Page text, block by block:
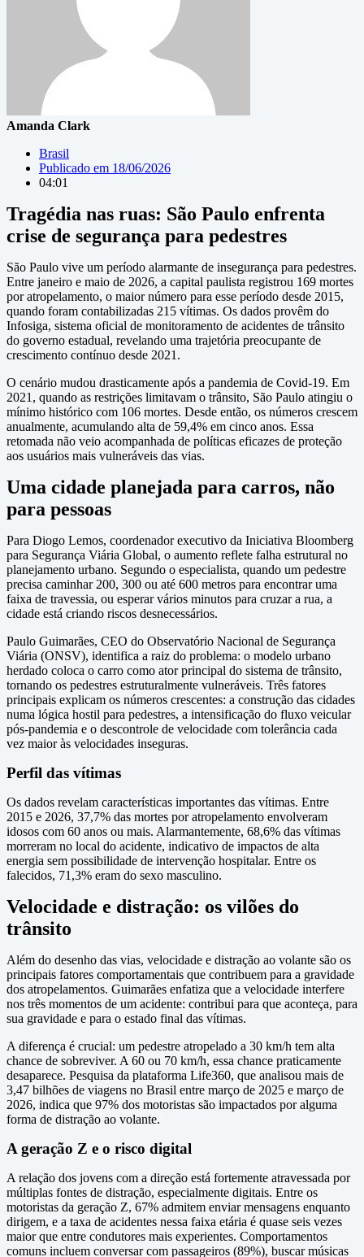
Amanda Clark
Brasil
Publicado em 18/06/2026
04:01
Tragédia nas ruas: São Paulo enfrenta
crise de segurança para pedestres
São Paulo vive um período alarmante de insegurança para pedestres.
Entre janeiro e maio de 2026, a capital paulista registrou 169 mortes
por atropelamento, o maior número para esse período desde 2015,
quando foram contabilizadas 215 vítimas. Os dados provêm do
Infosiga, sistema oficial de monitoramento de acidentes de trânsito
do governo estadual, revelando uma trajetória preocupante de
crescimento contínuo desde 2021.
O cenário mudou drasticamente após a pandemia de Covid-19. Em
2021, quando as restrições limitavam o trânsito, São Paulo atingiu o
mínimo histórico com 106 mortes. Desde então, os números crescem
anualmente, acumulando alta de 59,4% em cinco anos. Essa
retomada não veio acompanhada de políticas eficazes de proteção
aos usuários mais vulneráveis das vias.
Uma cidade planejada para carros, não
para pessoas
Para Diogo Lemos, coordenador executivo da Iniciativa Bloomberg
para Segurança Viária Global, o aumento reflete falha estrutural no
planejamento urbano. Segundo o especialista, quando um pedestre
precisa caminhar 200, 300 ou até 600 metros para encontrar uma
faixa de travessia, ou esperar vários minutos para cruzar a rua, a
cidade está criando riscos desnecessários.
Paulo Guimarães, CEO do Observatório Nacional de Segurança
Viária (ONSV), identifica a raiz do problema: o modelo urbano
herdado coloca o carro como ator principal do sistema de trânsito,
tornando os pedestres estruturalmente vulneráveis. Três fatores
principais explicam os números crescentes: a construção das cidades
numa lógica hostil para pedestres, a intensificação do fluxo veicular
pós-pandemia e o descontrole de velocidade com tolerância cada
vez maior às velocidades inseguras.
Perfil das vítimas
Os dados revelam características importantes das vítimas. Entre
2015 e 2026, 37,7% das mortes por atropelamento envolveram
idosos com 60 anos ou mais. Alarmantemente, 68,6% das vítimas
morreram no local do acidente, indicativo de impactos de alta
energia sem possibilidade de intervenção hospitalar. Entre os
falecidos, 71,3% eram do sexo masculino.
Velocidade e distração: os vilões do
trânsito
Além do desenho das vias, velocidade e distração ao volante são os
principais fatores comportamentais que contribuem para a gravidade
dos atropelamentos. Guimarães enfatiza que a velocidade interfere
nos três momentos de um acidente: contribui para que aconteça, para
sua gravidade e para o estado final das vítimas.
A diferença é crucial: um pedestre atropelado a 30 km/h tem alta
chance de sobreviver. A 60 ou 70 km/h, essa chance praticamente
desaparece. Pesquisa da plataforma Life360, que analisou mais de
3,47 bilhões de viagens no Brasil entre março de 2025 e março de
2026, indica que 97% dos motoristas são impactados por alguma
forma de distração ao volante.
A geração Z e o risco digital
A relação dos jovens com a direção está fortemente atravessada por
múltiplas fontes de distração, especialmente digitais. Entre os
motoristas da geração Z, 67% admitem enviar mensagens enquanto
dirigem, e a taxa de acidentes nessa faixa etária é quase seis vezes
maior que entre condutores mais experientes. Comportamentos
comuns incluem conversar com passageiros (89%), buscar músicas